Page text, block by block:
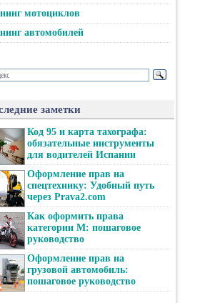
мотоциклов
автомобилей
заметки
Код 95 и карта тахографа:
обязательные инструменты
для водителей Испании
Оформление прав на
спецтехнику: Удобный путь
через Prava2.com
Как оформить права
категории М: пошаговое
руководство
Оформление прав на
грузовой автомобиль:
пошаговое руководство